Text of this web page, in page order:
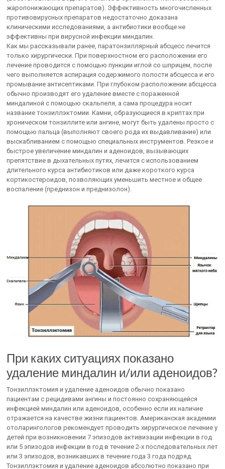
жаропонижающих препаратов). Эффективность многочисленных
противовирусных препаратов недостаточно доказана
клиническими исследованиями, а антибиотики вообще не
эффективны при вирусной инфекции миндалин.
Как мы рассказывали ранее, паратонзиллярный абсцесс лечится
только хирургически. При поверхностном его расположении его
лечение проводится с помощью пункции иглой со шприцем, после
чего выполняется аспирация содержимого полости абсцесса и его
промывание антисептиками. При глубоком расположении абсцесса
обычно производят его удаление вместе с пораженной
миндалиной с помощью скальпеля, а сама процедура носит
название тонзиллэктомии. Камни, образующиеся в криптах при
хроническом тонзиллите или ангине, могут быть удалены просто с
помощью пальца (выполняют своего рода их выдавливание) или
выскабливанием с помощью специальных инструментов. Резкое и
быстрое увеличение миндалин и аденоидов, вызывающих
препятствие в дыхательных путях, лечится с использованием
длительного курса антибиотиков или даже короткого курса
кортикостероидов, позволяющих уменьшить местное и общее
воспаление (преднизон и преднизолон).
При каких ситуациях показано
удаление миндалин и/или аденоидов?
Тонзиллэктомия и удаление аденоидов обычно показано
пациентам с рецидивами ангины и постоянно сохраняющейся
инфекцией миндалин или аденоидов, особенно если их наличие
отражается на качестве жизни пациентов. Американская академии
отоларингологов рекомендует проводить хирургическое лечение у
детей при возникновении 7 эпизодов активизации инфекции в год
или 5 эпизодов инфекции в год в течение 2-х последовательных лет
или 3 эпизодов, возникавших в течение года 3 года подряд.
Тонзиллэктомия и удаление аденоидов абсолютно показано при